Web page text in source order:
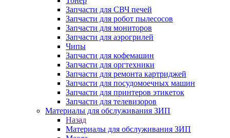
Запчасти для СВЧ печей
Запчасти для робот пылесосов
Запчасти для мониторов
Запчасти для аэрогрилей
Чипы
Запчасти для кофемашин
Запчасти для оргтехники
Запчасти для ремонта картриджей
Запчасти для посудомоечных машин
Запчасти для принтеров этикеток
Запчасти для телевизоров
Материалы для обслуживания ЗИП
Назад
Материалы для обслуживания ЗИП